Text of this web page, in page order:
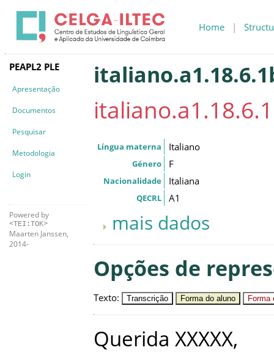
Home |
PEAPL2 PLE
Apresentação
Documentos
Pesquisar
Metodologia
Login
Powered by
<TEI:TOK>
Maarten Janssen,
2014-
Língua materna Italiano
Género F
Nacionalidade Italiana
QECRL A1
mais dados
Opções de
Texto: Transcrição Forma do aluno Forma
Querida XXXXX,